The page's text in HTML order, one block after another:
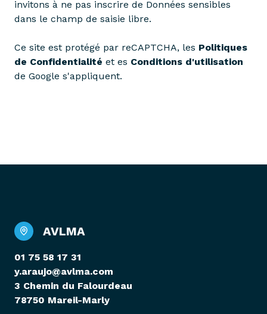
invitons à ne pas inscrire de Données sensibles
dans le champ de saisie libre.
Ce site est protégé par reCAPTCHA, les Politiques
de Confidentialité et es Conditions d'utilisation
de Google s'appliquent.
AVLMA
01 75 58 17 31
y.araujo@avlma.com
3 Chemin du Falourdeau
78750 Mareil-Marly